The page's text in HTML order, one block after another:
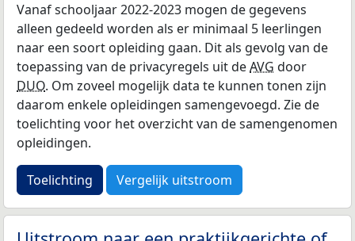
Vanaf schooljaar 2022-2023 mogen de gegevens
alleen gedeeld worden als er minimaal 5 leerlingen
naar een soort opleiding gaan. Dit als gevolg van de
toepassing van de privacyregels uit deAVG door
DUO. Om zoveel mogelijk data te kunnen tonen zijn
daarom enkele opleidingen samengevoegd. Zie de
toelichting voor het overzicht van de samengenomen
opleidingen.
Toelichting Vergelijk uitstroom